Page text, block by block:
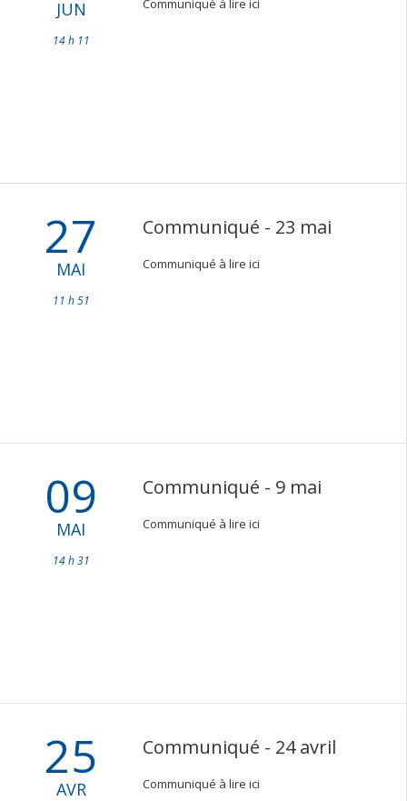
JUN
14 h 11
Communiqué à lire ici
27
MAI
11 h 51
Communiqué - 23 mai
Communiqué à lire ici
09
MAI
14 h 31
Communiqué - 9 mai
Communiqué à lire ici
25
AVR
Communiqué - 24 avril
Communiqué à lire ici